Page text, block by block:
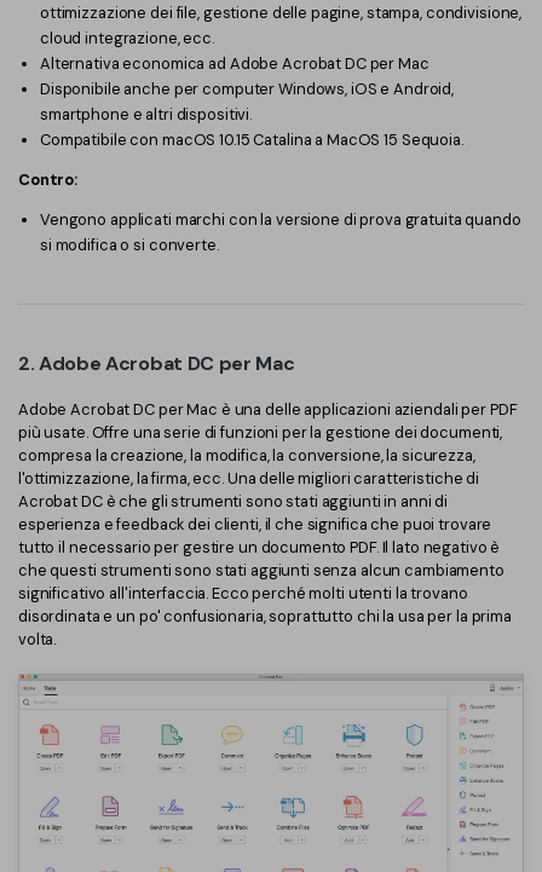
ottimizzazione dei file, gestione delle pagine, stampa, condivisione,
cloud integrazione, ecc.
Alternativa economica ad Adobe Acrobat DC per Mac
Disponibile anche per computer Windows, iOS e Android,
smartphone e altri dispositivi.
Compatibile con macOS 10.15 Catalina a MacOS 15 Sequoia.
Contro:
Vengono applicati marchi con la versione di prova gratuita quando
si modifica o si converte.
2. Adobe Acrobat DC per Mac
Adobe Acrobat DC per Mac è una delle applicazioni aziendali per PDF
più usate. Offre una serie di funzioni per la gestione dei documenti,
compresa la creazione, la modifica, la conversione, la sicurezza,
l'ottimizzazione, la firma, ecc. Una delle migliori caratteristiche di
Acrobat DC è che gli strumenti sono stati aggiunti in anni di
esperienza e feedback dei clienti, il che significa che puoi trovare
tutto il necessario per gestire un documento PDF. Il lato negativo è
che questi strumenti sono stati aggiunti senza alcun cambiamento
significativo all'interfaccia. Ecco perché molti utenti la trovano
disordinata e un po' confusionaria, soprattutto chi la usa per la prima
volta.